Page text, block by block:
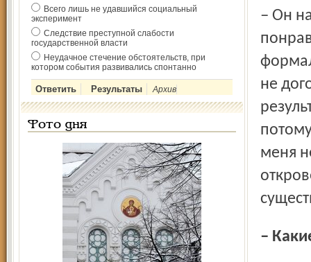
Всего лишь не удавшийся социальный
эксперимент
Следствие преступной слабости
государственной власти
Неудачное стечение обстоятельств, при
котором события развивались спонтанно
Архив
Фото дня
– Он на многие вопросы отвечал откровенно. Мне
не
меня
–